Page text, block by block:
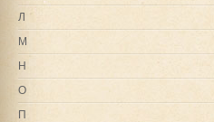
Л
М
Н
О
П